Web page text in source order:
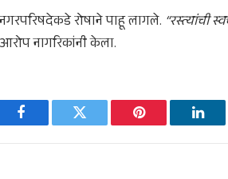
रोषाने पाहू लागले. “रस्त्यांची
नागरिकांनी केला.
Facebook Twitter Pinterest